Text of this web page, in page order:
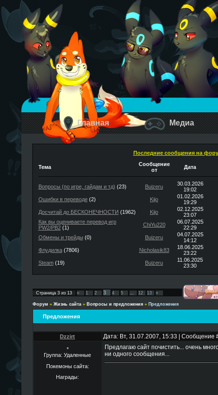
Главная Медиа
Последние сообщения на
Тема
Сообщение
от
Дата
Вопросы (по игре, гайдам и тд) (23) Buizeru
30.03.2026
19:02
Ошибки в переводе(2) Kijo
01.02.2026
19:29
Досчитай до БЕСКОНЕЧНОСТИ (1962) Kijo
02.12.2025
23:07
Как вы оцениваете перевод игр
PW2/PB2(1) ChiYu220
06.07.2025
22:29
Обмены и трейды (0) Buizeru
04.07.2025
14:12
Флудилка(7806) Nicholasik83
18.06.2025
23:22
Steam(19) Buizeru
11.06.2025
23:30
Страница 3из 13 « 1 2 3 4 5 … 12 13 »
Форум » Жизнь сайта » Вопросы и предложения » Предложения
Предложения
Dzzirt Дата: Вт, 31.07.2007, 15:33 | Сообщение
*
Группа: Удаленные
Покемоны сайта:
Награды:
Предлагаю сайт почистить... очень
ни одного сообщения...